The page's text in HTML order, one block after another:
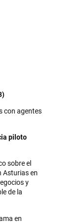
con agentes
piloto
sobre el
Asturias en
y
de la
en